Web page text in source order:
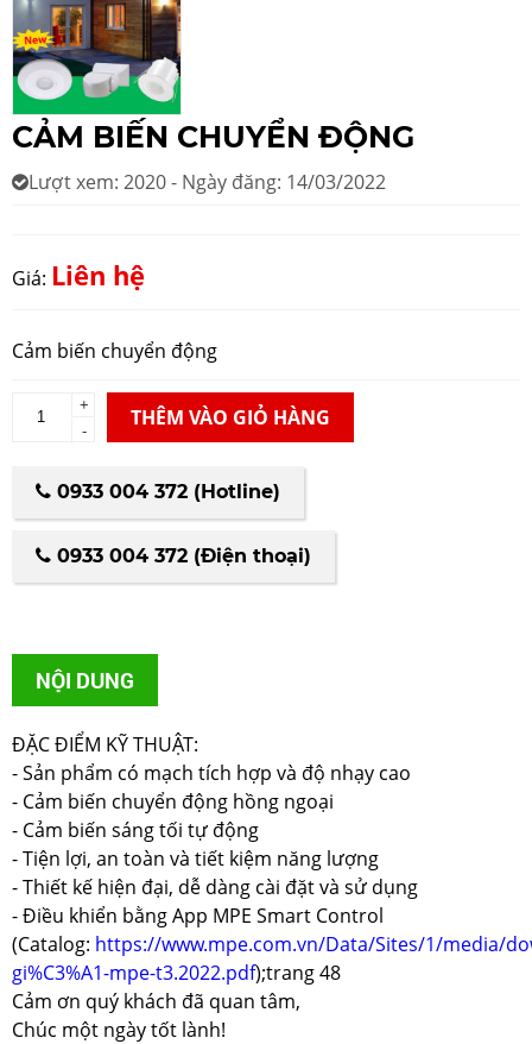
CẢM BIẾN CHUYỂN ĐỘNG
Lượt xem: 2020 - Ngày đăng: 14/03/2022
Giá: Liên hệ
Cảm biến chuyển động
+
-
THÊM VÀO GIỎ HÀNG
0933 004 372 (Hotline)
0933 004 372 (Điện thoại)
NỘI DUNG
ĐẶC ĐIỂM KỸ THUẬT:
- Sản phẩm có mạch tích hợp và độ nhạy cao
- Cảm biến chuyển động hồng ngoại
- Cảm biến sáng tối tự động
- Tiện lợi, an toàn và tiết kiệm năng lượng
- Thiết kế hiện đại, dễ dàng cài đặt và sử dụng
- Điều khiển bằng App MPE Smart Control
(Catalog: https://www.mpe.com.vn/Data/Sites/1/media/
gi%C3%A1-mpe-t3.2022.pdf);trang 48
Cảm ơn quý khách đã quan tâm,
Chúc một ngày tốt lành!